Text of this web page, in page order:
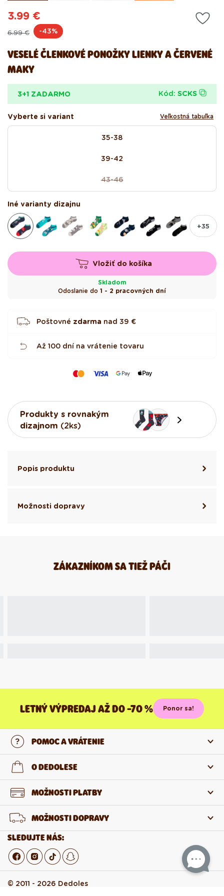
VESELÉ ČLENKOVÉ PONOŽKY LIENKY A ČERVENÉ
MAKY
Pôvodná
6.99 €
Akciová
3.99 €
-43%
3+1 ZADARMO Kód: SCKS
Vyberte si variant
Veľkostná tabuľka
35-38
39-42
43-46
Variant
vypredaný
Iné varianty dizajnu
+35
Vložiť do košíka
Skladom
Odoslanie do 1 - 2 pracovných dní
Poštovné zdarma nad 39 €
Až 100 dní na vrátenie tovaru
Produkty s rovnakým
dizajnom (2ks)
Popis produktu
Možnosti dopravy
ZÁKAZNÍKOM SA TIEŽ PÁČI
LETNÝ VÝPREDAJ AŽ DO -70 % Ponor sa!
POMOC A VRÁTENIE
Kontaktujte nás
Vrátenie a reklamácia
Odstúpenie od zmluvy
O DEDOLESE
O nás
Veľkoobchod
Kariéra v Dedoles
MOŽNOSTI PLATBY
MOŽNOSTI DOPRAVY
SLEDUJTE NÁS:
© 2011 - 2026 Dedoles